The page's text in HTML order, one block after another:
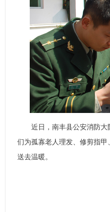
近日，南丰县公安消防大队
们为孤寡老人理发、修剪指
送去温暖。